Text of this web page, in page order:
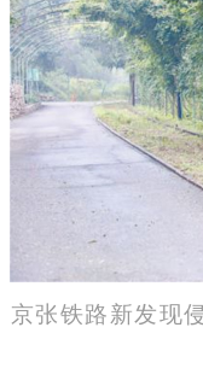
京张铁路新发现